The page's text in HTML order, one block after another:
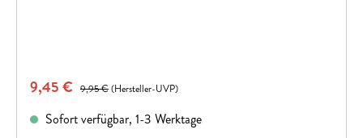
Verkaufspreis:
9,45 € Regulärer Preis:
9,95 €(Hersteller-UVP)
Sofort verfügbar, 1-3 Werktage